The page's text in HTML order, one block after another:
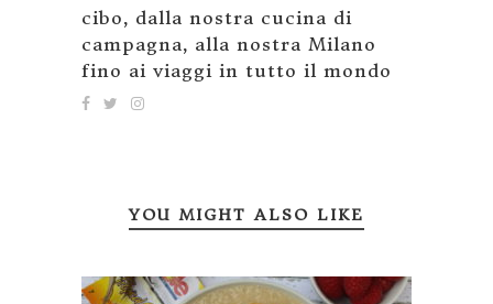
cibo, dalla nostra cucina di
campagna, alla nostra Milano
fino ai viaggi in tutto il mondo
YOU MIGHT ALSO LIKE